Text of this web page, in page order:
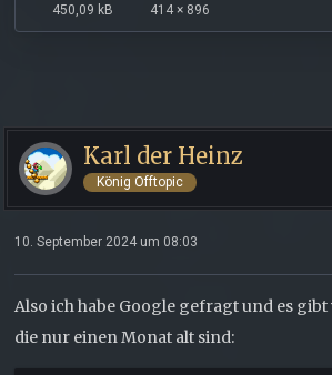
450,09 kB 414 × 896
Karl der Heinz
König Offtopic
10. September 2024 um 08:03
Also ich habe Google gefragt und es gibt
die nur einen Monat alt sind: